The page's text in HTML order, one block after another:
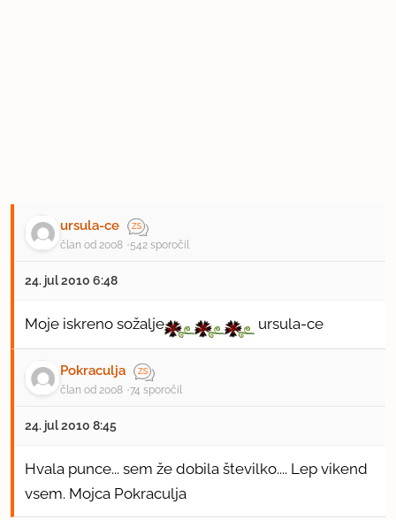
ursula-ce
član od 2008 542 sporočil
24. jul 2010 6:48
Moje iskreno sožalje ursula-ce
Pokraculja
član od 2008 74 sporočil
24. jul 2010 8:45
Hvala punce... sem že dobila številko.... Lep vikend
vsem. Mojca Pokraculja